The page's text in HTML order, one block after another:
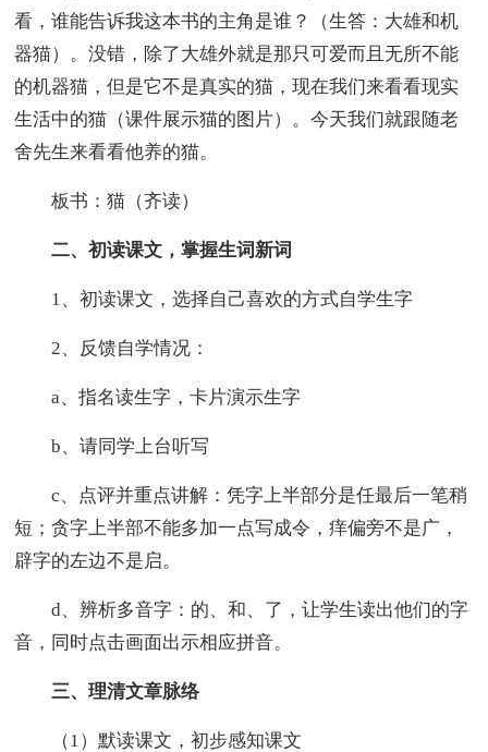
看，谁能告诉我这本书的主角是谁？（生答：大雄和机
器猫）。没错，除了大雄外就是那只可爱而且无所不能
的机器猫，但是它不是真实的猫，现在我们来看看现实
生活中的猫（课件展示猫的图片）。今天我们就跟随老
舍先生来看看他养的猫。
板书：猫（齐读）
二、初读课文，掌握生词新词
1、初读课文，选择自己喜欢的方式自学生字
2、反馈自学情况：
a、指名读生字，卡片演示生字
b、请同学上台听写
c、点评并重点讲解：凭字上半部分是任最后一笔稍
短；贪字上半部不能多加一点写成令，痒偏旁不是广，
辟字的左边不是启。
d、辨析多音字：的、和、了，让学生读出他们的字
音，同时点击画面出示相应拼音。
三、理清文章脉络
（1）默读课文，初步感知课文